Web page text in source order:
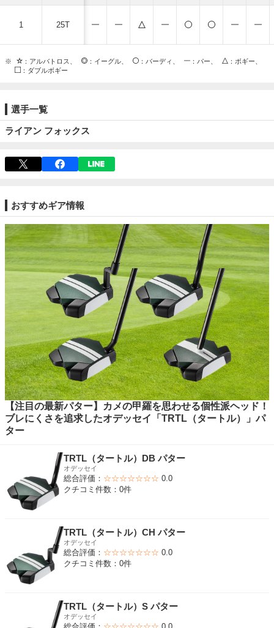
1 25T
※ ：アルバトロス、 ：イーグル、 ：バーディ、 ：パー、
：ボギー、
：ダブルボギー
選手一覧
ライアン フォックス
おすすめギア情報
【注目の最新パター】カメの甲羅を思わせる個性派ヘッド！
ブレにくさを追求したオデッセイ「TRTL（タートル）」パ
ター
TRTL（タートル）DB パター
オデッセイ
総合評価： ☆☆☆☆☆☆☆ 0.0
クチコミ件数：0件
TRTL（タートル）CH パター
オデッセイ
総合評価： ☆☆☆☆☆☆☆ 0.0
クチコミ件数：0件
TRTL（タートル）S パター
オデッセイ